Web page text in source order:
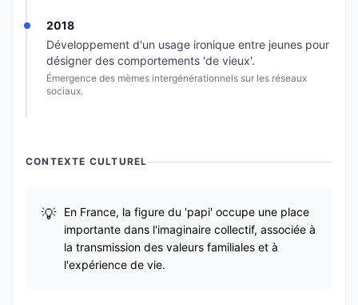
2018
Développement d'un usage ironique entre jeunes pour
désigner des comportements 'de vieux'.
Émergence des mèmes intergénérationnels sur les réseaux
sociaux.
CONTEXTE CULTUREL
En France, la figure du 'papi' occupe une place
importante dans l'imaginaire collectif, associée à
la transmission des valeurs familiales et à
l'expérience de vie.